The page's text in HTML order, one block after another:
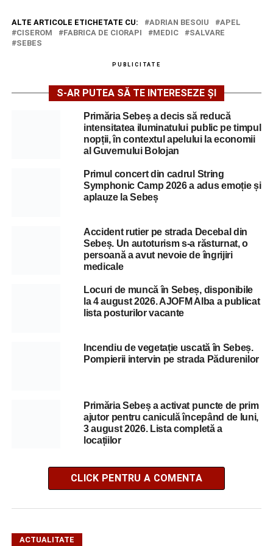
ALTE ARTICOLE ETICHETATE CU: ADRIAN BESOIU
APEL
CISEROM
FABRICA DE CIORAPI MEDIC
SALVARE
SEBES
PUBLICITATE
S-AR PUTEA SĂ TE INTERESEZE ȘI
Primăria Sebeș a decis să reducă
intensitatea iluminatului public pe timpul
nopții, în contextul apelului la economii
al Guvernului Bolojan
Primul concert din cadrul String
Symphonic Camp 2026 a adus emoție și
aplauze la Sebeș
Accident rutier pe strada Decebal din
Sebeș. Un autoturism s-a răsturnat, o
persoană a avut nevoie de îngrijiri
medicale
Locuri de muncă în Sebeș, disponibile
la 4 august 2026. AJOFM Alba a publicat
lista posturilor vacante
Incendiu de vegetație uscată în Sebeș.
Pompierii intervin pe strada Pădurenilor
Primăria Sebeș a activat puncte de prim
ajutor pentru caniculă începând de luni,
3 august 2026. Lista completă a
locațiilor
CLICK PENTRU A COMENTA
ACTUALITATE